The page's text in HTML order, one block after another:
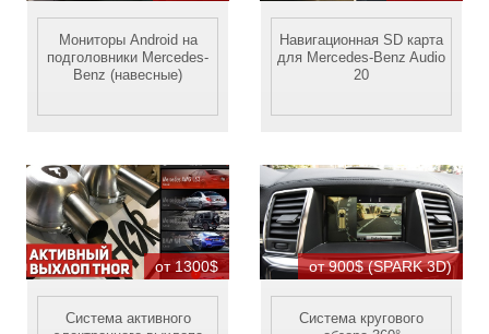
Мониторы Android на
подголовники Mercedes-
Benz (навесные)
Навигационная SD карта
для Mercedes-Benz Audio
20
от 1300$
Система активного
от 900$ (SPARK 3D)
Система кругового